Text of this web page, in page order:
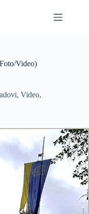
Video)
, Video,